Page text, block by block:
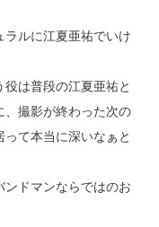
ルに江夏亜祐でいけ
は普段の江夏亜祐と
、撮影が終わった次の
て本当に深いなぁと
ドマンならではのお